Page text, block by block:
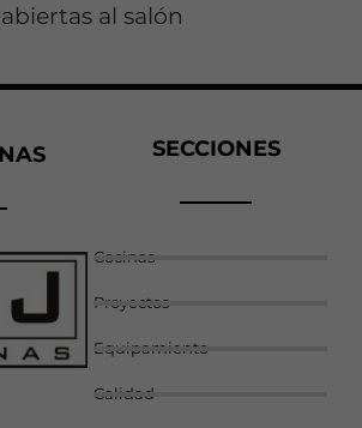
al salón
SECCIONES
Cocinas
Proyectos
Equipamiento
Calidad